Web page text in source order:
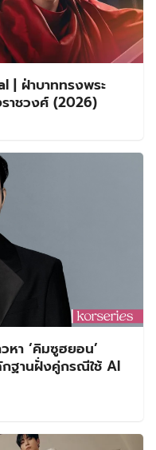
| ฝ่าบาททรงพระ
าชวงศ์ (2026)
า ‘คิมซูฮยอน’
กฐานฝั่งคู่กรณีใช้ AI